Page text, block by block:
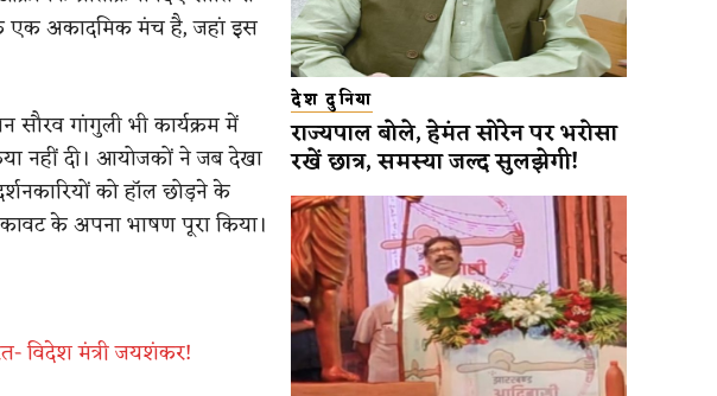
एक अकादमिक मंच है, जहां इस
सौरव गांगुली भी कार्यक्रम में
नहीं दी। आयोजकों ने जब देखा
को हॉल छोड़ने के
के अपना भाषण पूरा किया।
विदेश मंत्री जयशंकर!
देश दुनिया
राज्यपाल बोले, हेमंत सोरेन पर भरोसा
रखें छात्र, समस्या जल्द सुलझेगी!